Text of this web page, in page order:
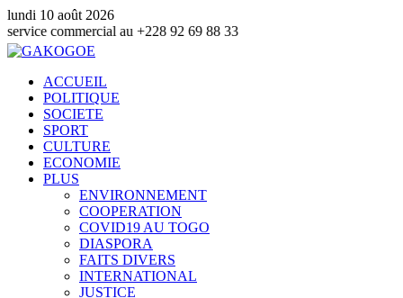
lundi 10 août 2026
au +228 92 69 88 33
ACCUEIL
POLITIQUE
SOCIETE
SPORT
CULTURE
ECONOMIE
PLUS
ENVIRONNEMENT
COOPERATION
COVID19 AU TOGO
DIASPORA
FAITS DIVERS
INTERNATIONAL
JUSTICE